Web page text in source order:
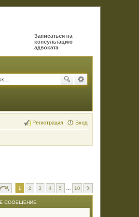
Записаться на
консультацию
адвоката
Вход
Регистрация
1 2 3 4 5 10
СООБЩЕНИЕ